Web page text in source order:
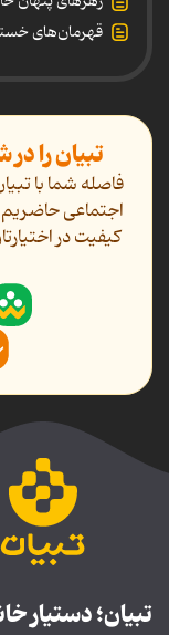
قهرمان‌های
تبیان را
فاصله شما با
اجتماعی حاضریم
کیفیت در
تبیان؛ دستیار